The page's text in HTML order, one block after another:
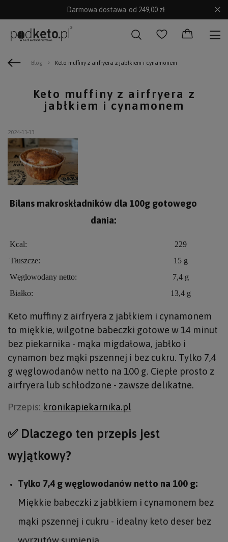
Darmowa dostawa od 249,00 zł
Blog Keto muffiny z airfryera z jabłkiem i cynamonem
Keto muffiny z airfryera z
jabłkiem i cynamonem
2024-11-13
Bilans makroskładników dla 100g gotowego
dania:
Kcal:
229
Tłuszcze:
15 g
Węglowodany netto:
7,4 g
Białko:
13,4 g
Keto muffiny z airfryera z jabłkiem i cynamonem
to miękkie, wilgotne babeczki gotowe w 14 minut
bez piekarnika - mąka migdałowa, jabłko i
cynamon bez mąki pszennej i bez cukru. Tylko 7,4
g węglowodanów netto na 100 g. Ciepłe prosto z
airfryera lub schłodzone - zawsze delikatne.
Przepis: kronikapiekarnika.pl
✅ Dlaczego ten przepis jest
wyjątkowy?
Tylko 7,4 g węglowodanów netto na 100 g:
Miękkie babeczki z jabłkiem i cynamonem bez
mąki pszennej i cukru - idealny keto deser bez